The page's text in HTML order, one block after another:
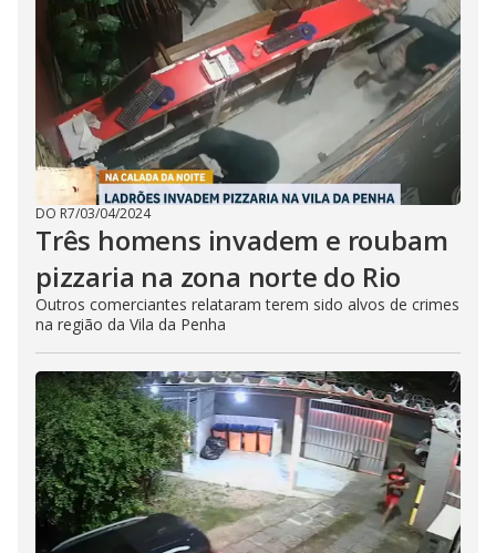
DO R7/03/04/2024
Três homens invadem e roubam
pizzaria na zona norte do Rio
Outros comerciantes relataram terem sido alvos de crimes
na região da Vila da Penha